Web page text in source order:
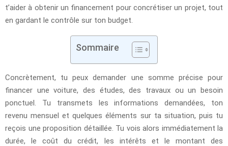
t’aider à obtenir un financement pour concrétiser un projet, tout
en gardant le contrôle sur ton budget.
Sommaire
Concrètement, tu peux demander une somme précise pour
financer une voiture, des études, des travaux ou un besoin
ponctuel. Tu transmets les informations demandées, ton
revenu mensuel et quelques éléments sur ta situation, puis tu
reçois une proposition détaillée. Tu vois alors immédiatement la
durée, le coût du crédit, les intérêts et le montant des